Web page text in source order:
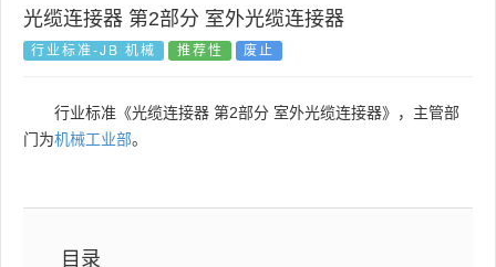
国家标准 行业标准
国外标准 技术委员会
光缆连接器 第2部分 室外光缆连接器
行业标准-JB 机械 推荐性 废止
行业标准《光缆连接器 第2部分 室外光缆连接器》，主管部
门为机械工业部。
目录